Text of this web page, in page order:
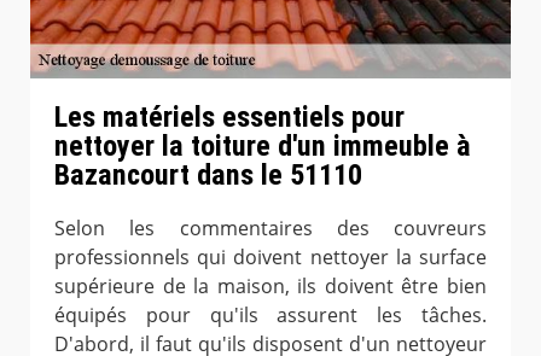
Les matériels essentiels pour
nettoyer la toiture d'un immeuble à
Bazancourt dans le 51110
Selon les commentaires des couvreurs
professionnels qui doivent nettoyer la surface
supérieure de la maison, ils doivent être bien
équipés pour qu'ils assurent les tâches.
D'abord, il faut qu'ils disposent d'un nettoyeur